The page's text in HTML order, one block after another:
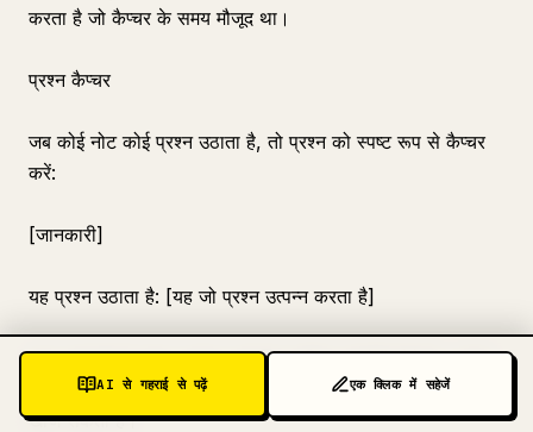
करता है जो कैप्चर के समय मौजूद था।
प्रश्न कैप्चर
जब कोई नोट कोई प्रश्न उठाता है, तो प्रश्न को स्पष्ट रूप से कैप्चर
करें:
[जानकारी]
यह प्रश्न उठाता है: [यह जो प्रश्न उत्पन्न करता है]
ज्ञान प्रणाली में प्रश्न अक्सर उत्तरों से अधिक उपयोगी होते हैं। प्रश्न
सतह वर्कफ़्लो आपके कैप्चर किए गए प्रश्नों के उत्तर देने वाले नोट्स
खोज सकता है।
AI से गहराई से पढ़ें एक क्लिक में सहेजें